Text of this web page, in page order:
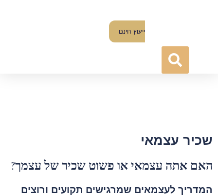
ייעוץ חינם
עצמאי
אתה עצמאי או פשוט שכיר של עצמך?
לעצמאים שמרגישים תקועים ורוצים